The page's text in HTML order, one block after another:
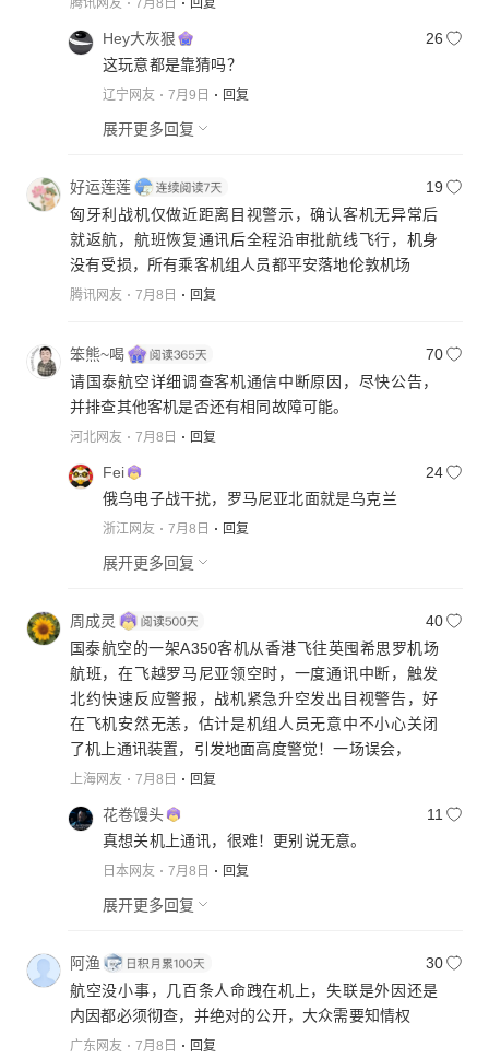
腾讯网友 7月8日 回复
Hey大灰狠
26
这玩意都是靠猜吗？
辽宁网友 7月9日 回复
展开更多回复
好运莲莲
19
匈牙利战机仅做近距离目视警示，确认客机无异常后
就返航，航班恢复通讯后全程沿审批航线飞行，机身
没有受损，所有乘客机组人员都平安落地伦敦机场
腾讯网友 7月8日 回复
笨熊~喝
70
请国泰航空详细调查客机通信中断原因，尽快公告，
并排查其他客机是否还有相同故障可能。
河北网友 7月8日 回复
Fei
24
俄乌电子战干扰，罗马尼亚北面就是乌克兰
浙江网友 7月8日 回复
展开更多回复
周成灵
40
国泰航空的一架A350客机从香港飞往英囤希思罗机场
航班，在飞越罗马尼亚领空时，一度通讯中断，触发
北约快速反应警报，战机紧急升空发出目视警告，好
在飞机安然无恙，估计是机组人员无意中不小心关闭
了机上通讯装置，引发地面高度警觉！一场误会，
上海网友 7月8日 回复
花卷馒头
11
真想关机上通讯，很难！更别说无意。
日本网友 7月8日 回复
展开更多回复
阿渔
30
航空没小事，几百条人命跩在机上，失联是外因还是
内因都必须彻查，并绝对的公开，大众需要知情权
广东网友 7月8日 回复